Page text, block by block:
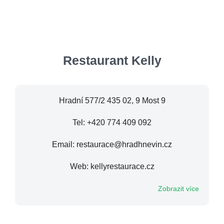
Restaurant Kelly
Hradní 577/2 435 02, 9 Most 9
Tel: +420 774 409 092
Email: restaurace@hradhnevin.cz
Web: kellyrestaurace.cz
Zobrazit více